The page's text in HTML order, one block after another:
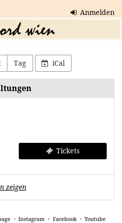
Anmelden
Tag iCal
Tickets
zeigen
Instagram Facebook
Youtube